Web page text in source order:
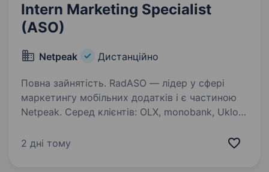
Intern Marketing Specialist
(ASO)
Netpeak Дистанційно
Повна зайнятість. RadASO — лідер у сфері
маркетингу мобільних додатків і є частиною
Netpeak. Серед клієнтів: OLX, monobank, Uklon,
Ми у пошуках талановитого Intern Marketing
2 дні тому